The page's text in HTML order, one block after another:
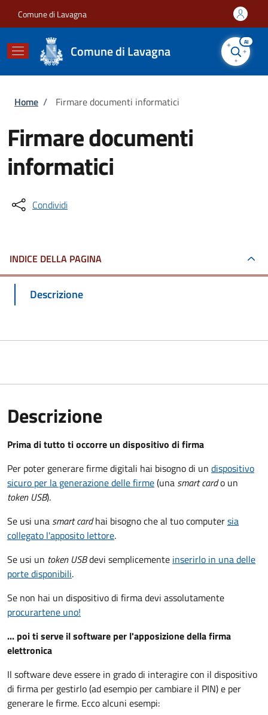
Comune di Lavagna
Comune di Lavagna
AI
Briciole di pane
Home / Firmare documenti informatici
Firmare documenti
informatici
Condividi
INDICE DELLA PAGINA
Descrizione
Descrizione
Prima di tutto ti occorre un dispositivo di firma
Per poter generare firme digitali hai bisogno di un dispositivo
sicuro per la generazione delle firme(una smart cardo un
token USB).
Se usi una smart cardhai bisogno che al tuo computersia
collegato l'apposito lettore.
Se usi un token USBdevi semplicemente inserirlo in una delle
porte disponibili.
Se non hai un dispositivo di firma devi assolutamente
procurartene uno!
... poi ti serve il software per l'apposizione della firma
elettronica
Il software deve essere in grado di interagire con il dispositivo
di firma per gestirlo (ad esempio per cambiare il PIN) e per
generare le firme. Ecco alcuni esempi: